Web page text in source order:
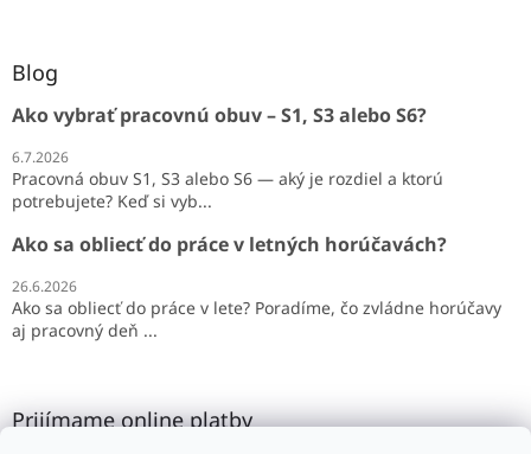
Blog
Ako vybrať pracovnú obuv – S1, S3 alebo S6?
6.7.2026
Pracovná obuv S1, S3 alebo S6 — aký je rozdiel a ktorú
potrebujete? Keď si vyb...
Ako sa obliecť do práce v letných horúčavách?
26.6.2026
Ako sa obliecť do práce v lete? Poradíme, čo zvládne horúčavy
aj pracovný deň ...
Prijímame online platby